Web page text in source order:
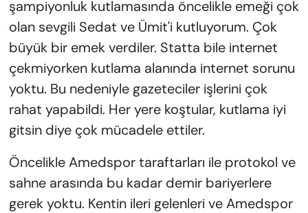
şampiyonluk kutlamasında öncelikle emeği çok
olan sevgili Sedat ve Ümit'i kutluyorum. Çok
büyük bir emek verdiler. Statta bile internet
çekmiyorken kutlama alanında internet sorunu
yoktu. Bu nedeniyle gazeteciler işlerini çok
rahat yapabildi. Her yere koştular, kutlama iyi
gitsin diye çok mücadele ettiler.
Öncelikle Amedspor taraftarları ile protokol ve
sahne arasında bu kadar demir bariyerlere
gerek yoktu. Kentin ileri gelenleri ve Amedspor